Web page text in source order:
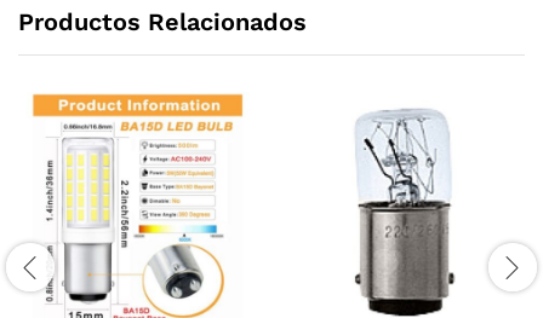
Productos Relacionados